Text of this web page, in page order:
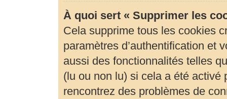
À quoi sert « Supprimer les
Cela supprime tous les cookies
paramètres d’authentification et
aussi des fonctionnalités telles
(lu ou non lu) si cela a été activé
rencontrez des problèmes de